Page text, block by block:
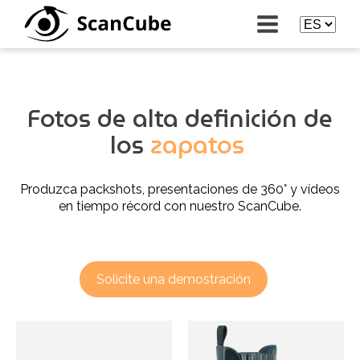
Fotos de alta definición de
los zapatos
Produzca packshots, presentaciones de 360° y vídeos
en tiempo récord con nuestro ScanCube.
Solicite una demostración